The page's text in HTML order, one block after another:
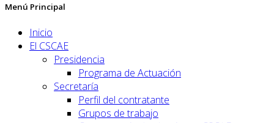
Menú Principal
Inicio
El CSCAE
Presidencia
Programa de Actuación
Secretaría
Perfil del contratante
Grupos de trabajo